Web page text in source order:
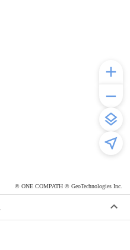
© ONE COMPATH © GeoTechnologies Inc.